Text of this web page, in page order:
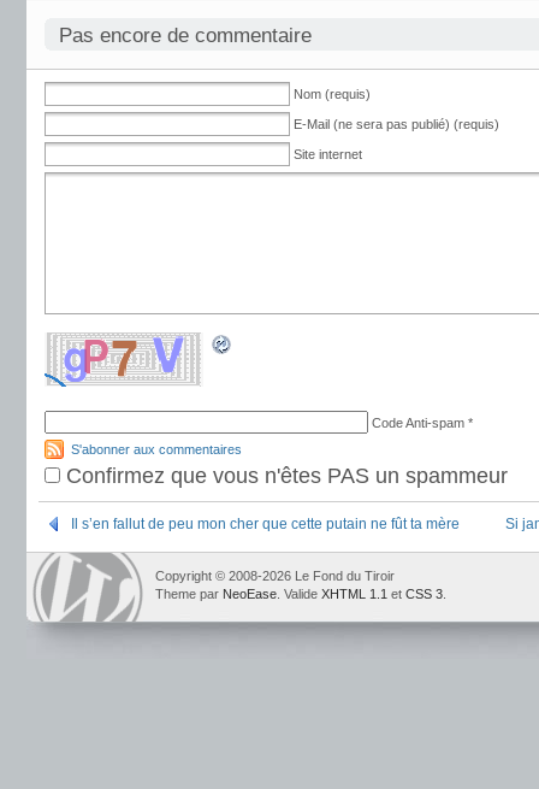
Pas encore de commentaire
Nom (requis)
E-Mail (ne sera pas publié) (requis)
Site internet
Code Anti-spam *
S'abonner aux commentaires
Confirmez que vous n'êtes PAS un spammeur
Il s’en fallut de peu mon cher que cette putain ne fût ta mère Si
Copyright © 2008-2026 Le Fond du Tiroir
Theme par NeoEase . Valide XHTML 1.1 et CSS 3